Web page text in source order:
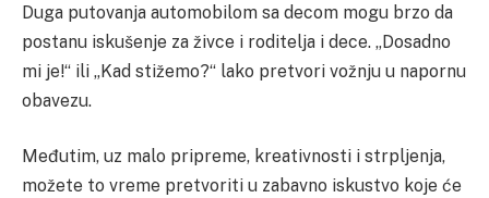
Duga putovanja automobilom sa decom mogu brzo da
postanu iskušenje za živce i roditelja i dece. „Dosadno
mi je!“ ili „Kad stižemo?“ lako pretvori vožnju u napornu
obavezu.
Međutim, uz malo pripreme, kreativnosti i strpljenja,
možete to vreme pretvoriti u zabavno iskustvo koje će